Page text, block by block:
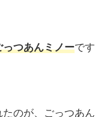
つあんミノーです
のが、ごっつあん